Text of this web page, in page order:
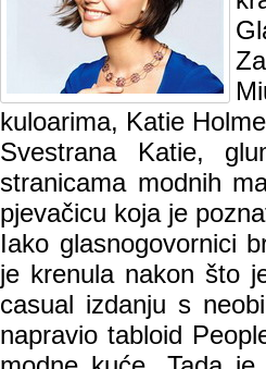
kuloarima, Katie
Svestrana Katie,
stranicama modnih
pjevačicu koja je
Iako glasnogovornici
je krenula nakon što
casual izdanju s
napravio tabloid